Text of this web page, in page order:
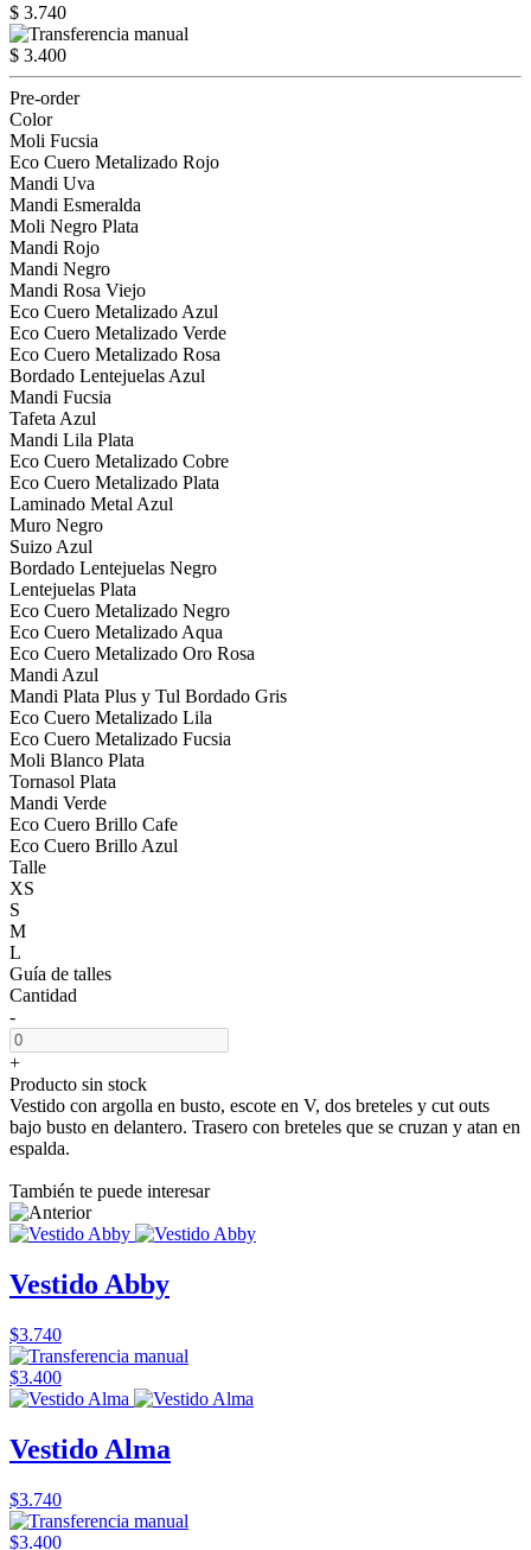
$ 3.740
$ 3.400
Pre-order
Color
Moli Fucsia
Eco Cuero Metalizado Rojo
Mandi Uva
Mandi Esmeralda
Moli Negro Plata
Mandi Rojo
Mandi Negro
Mandi Rosa Viejo
Eco Cuero Metalizado Azul
Eco Cuero Metalizado Verde
Eco Cuero Metalizado Rosa
Bordado Lentejuelas Azul
Mandi Fucsia
Tafeta Azul
Mandi Lila Plata
Eco Cuero Metalizado Cobre
Eco Cuero Metalizado Plata
Laminado Metal Azul
Muro Negro
Suizo Azul
Bordado Lentejuelas Negro
Lentejuelas Plata
Eco Cuero Metalizado Negro
Eco Cuero Metalizado Aqua
Eco Cuero Metalizado Oro Rosa
Mandi Azul
Mandi Plata Plus y Tul Bordado Gris
Eco Cuero Metalizado Lila
Eco Cuero Metalizado Fucsia
Moli Blanco Plata
Tornasol Plata
Mandi Verde
Eco Cuero Brillo Cafe
Eco Cuero Brillo Azul
Talle
XS
S
M
L
Guía de talles
Cantidad
-
+
Producto sin stock
Vestido con argolla en busto, escote en V, dos breteles y cut outs
bajo busto en delantero. Trasero con breteles que se cruzan y atan en
espalda.
También te puede interesar
Vestido Abby
$3.740
$3.400
Vestido Alma
$3.740
$3.400